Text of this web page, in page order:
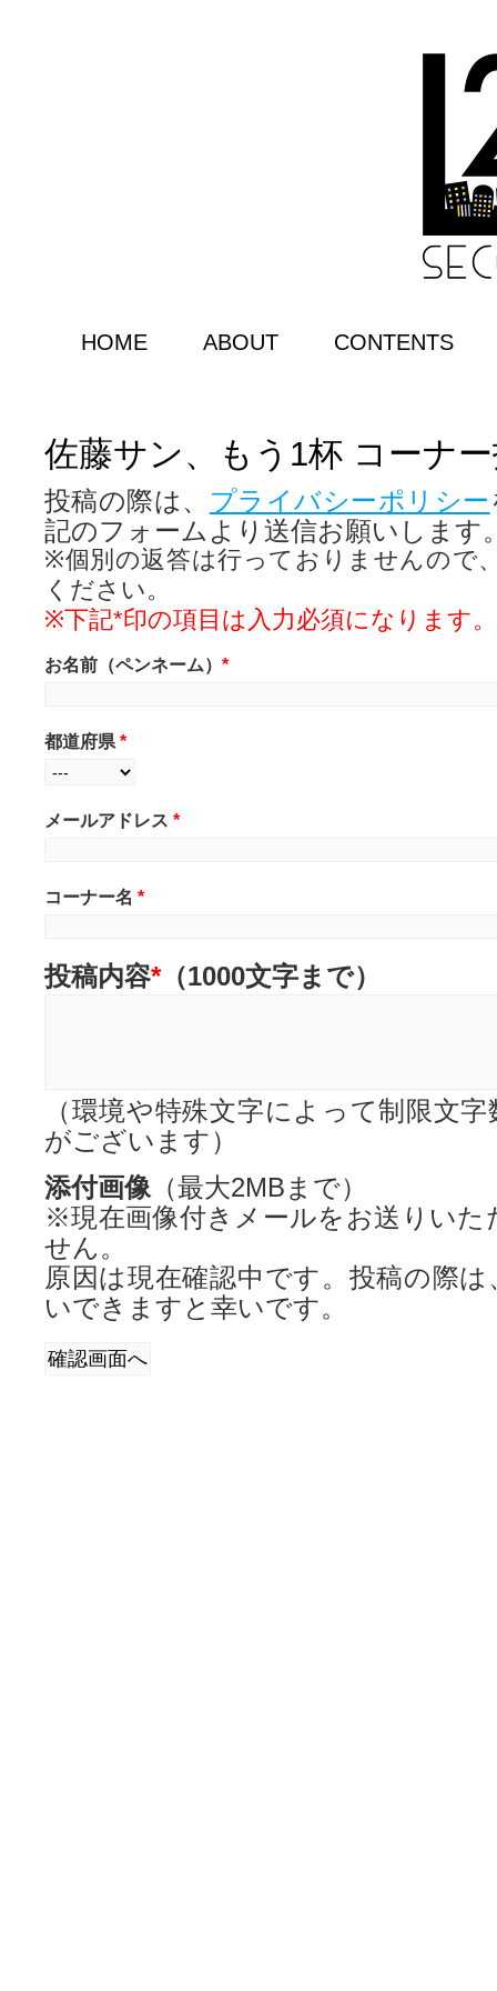
HOME ABOUT CONTENTS
佐藤サン、もう1杯 コーナ
投稿の際は、 プライバシーポリシー
記のフォームより送信お願いします
※個別の返答は行っておりませんので
ください。
※下記*印の項目は入力必須になります。
お名前（ペンネーム） *
都道府県 *
メールアドレス *
コーナー名 *
投稿内容*（1000文字まで）
（環境や特殊文字によって制限文
がございます）
添付画像 （最大2MBまで）
※現在画像付きメールをお送りいた
せん。
原因は現在確認中です。投稿の際
いできますと幸いです。